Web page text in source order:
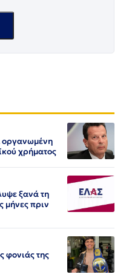
οργανωμένη
χρήματος
ξανά τη
μήνες πριν
φονιάς της